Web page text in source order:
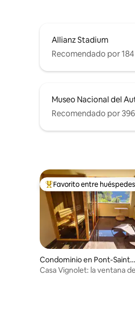
Allianz Stadium
Recomendado por
Museo Nacional del
Recomendado por
De los mejores en Favorito
Favorito entre huéspedes
Condominio en Pont-Saint-
Martin
Casa Vignolet: la ventana